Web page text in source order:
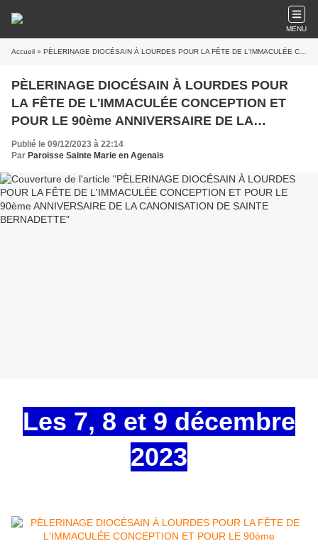
MENU
Accueil » PÈLERINAGE DIOCÉSAIN À LOURDES POUR LA FÊTE DE L'IMMACULÉE CONCEPTION ET POUR LE 90ème ANNIVERSAIRE DE LA CANONISATION DE SAINTE BERNADETTE
PÈLERINAGE DIOCÉSAIN À LOURDES POUR
LA FÊTE DE L'IMMACULÉE CONCEPTION ET
POUR LE 90ème ANNIVERSAIRE DE LA
CANONISATION DE SAINTE BERNADETTE
Publié le 09/12/2023 à 22:14
Par Paroisse Sainte Marie en Agenais
Les 7, 8 et 9 décembre
2023